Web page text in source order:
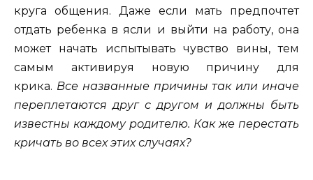
круга общения. Даже если мать предпочтет
отдать ребенка в ясли и выйти на работу, она
может начать испытывать чувство вины, тем
самым активируя новую причину для
крика. Все названные причины так или иначе
переплетаются друг с другом и должны быть
известны каждому родителю. Как же перестать
кричать во всех этих случаях?